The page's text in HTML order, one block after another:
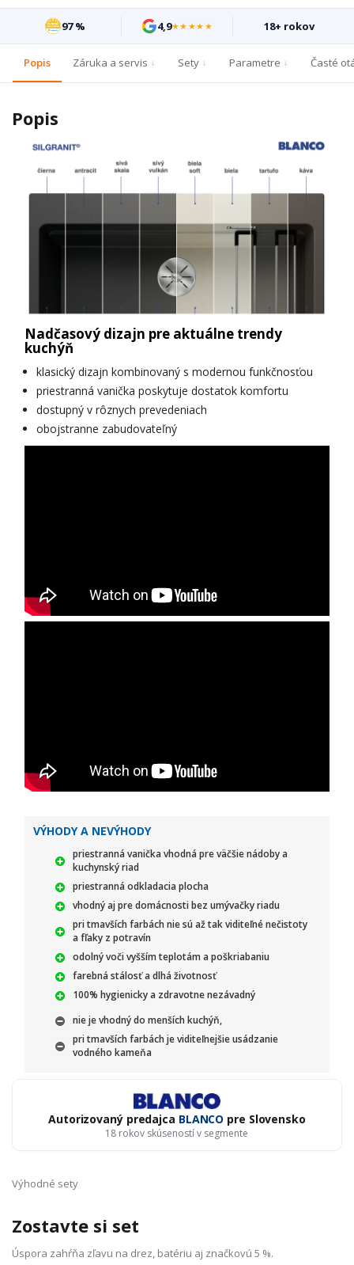
97 % 4,9★★★★★ 18+ rokov
Popis Záruka a servis Sety Parametre Časté
Popis
Nadčasový dizajn pre aktuálne trendy
kuchýň
klasický dizajn kombinovaný s modernou funkčnosťou
priestranná vanička poskytuje dostatok komfortu
dostupný v rôznych prevedeniach
obojstranne zabudovateľný
VÝHODY A NEVÝHODY
priestranná vanička vhodná pre väčšie nádoby a
kuchynský riad
priestranná odkladacia plocha
vhodný aj pre domácnosti bez umývačky riadu
pri tmavších farbách nie sú až tak viditeľné nečistoty
a fľaky z potravín
odolný voči vyšším teplotám a poškriabaniu
farebná stálosť a dlhá životnosť
100% hygienicky a zdravotne nezávadný
nie je vhodný do menších kuchýň,
pri tmavších farbách je viditeľnejšie usádzanie
vodného kameňa
Autorizovaný predajca BLANCO pre Slovensko
18 rokov skúseností v segmente
Výhodné sety
Zostavte si set
Úspora zahŕňa zľavu na drez, batériu aj značkovú 5 %.